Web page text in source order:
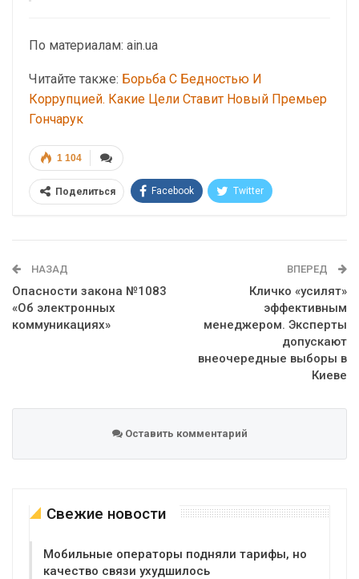
По материалам: ain.ua
Читайте также: Борьба С Бедностью И
Коррупцией. Какие Цели Ставит Новый Премьер
Гончарук
1 104
Поделиться Facebook Twitter
НАЗАД
Опасности закона №1083
«Об электронных
коммуникациях»
ВПЕРЕД
Кличко «усилят»
эффективным
менеджером. Эксперты
допускают
внеочередные выборы в
Киеве
Оставить комментарий
Свежие новости
Мобильные операторы подняли тарифы, но
качество связи ухудшилось